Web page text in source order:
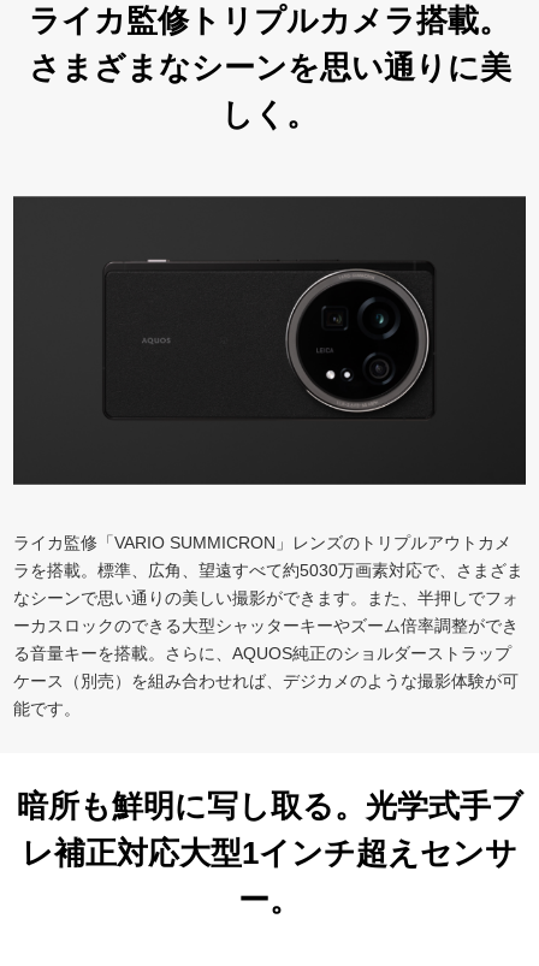
ライカ監修トリプルカメラ搭載。
さまざまなシーンを思い通りに美
しく。
ライカ監修「VARIO SUMMICRON」レンズのトリプルアウトカメ
ラを搭載。標準、広角、望遠すべて約5030万画素対応で、さまざま
なシーンで思い通りの美しい撮影ができます。また、半押しでフォ
ーカスロックのできる大型シャッターキーやズーム倍率調整ができ
る音量キーを搭載。さらに、AQUOS純正のショルダーストラップ
ケース（別売）を組み合わせれば、デジカメのような撮影体験が可
能です。
暗所も鮮明に写し取る。光学式手ブ
レ補正対応大型1インチ超えセンサ
ー。